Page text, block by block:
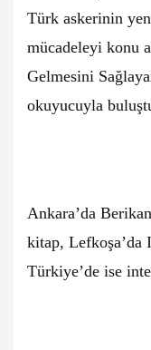
Türk askerinin
mücadeleyi konu
Gelmesini
okuyucuyla
Ankara’da
kitap, Lefkoşa’da
Türkiye’de ise